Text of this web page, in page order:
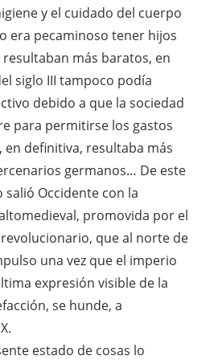
y el cuidado del cuerpo
era pecaminoso tener hijos
más baratos, en
siglo III tampoco podía
debido a que la sociedad
para permitirse los gastos
en definitiva, resultaba más
germanos… De este
Occidente con la
promovida por el
que al norte de
una vez que el imperio
expresión visible de la
se hunde, a
estado de cosas lo